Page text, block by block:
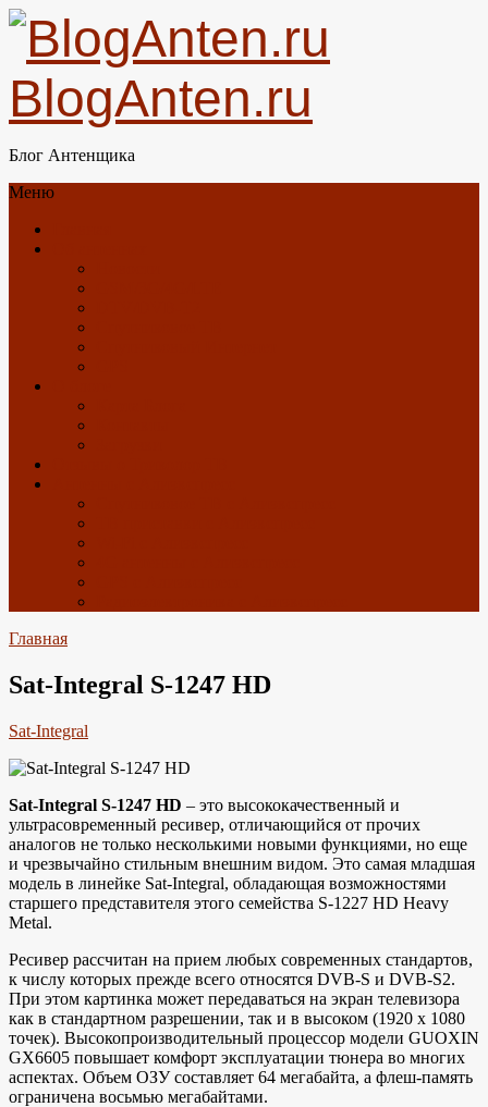
BlogAnten.ru
Блог Антенщика
Меню
Главная
Sat-Integral S-1247 HD
Sat-Integral
Sat-Integral S-1247 HD – это высококачественный и
ультрасовременный ресивер, отличающийся от прочих
аналогов не только несколькими новыми функциями, но еще
и чрезвычайно стильным внешним видом. Это самая младшая
модель в линейке Sat-Integral, обладающая возможностями
старшего представителя этого семейства S-1227 HD Heavy
Metal.
Ресивер рассчитан на прием любых современных стандартов,
к числу которых прежде всего относятся DVB-S и DVB-S2.
При этом картинка может передаваться на экран телевизора
как в стандартном разрешении, так и в высоком (1920 х 1080
точек). Высокопроизводительный процессор модели GUOXIN
GX6605 повышает комфорт эксплуатации тюнера во многих
аспектах. Объем ОЗУ составляет 64 мегабайта, а флеш-память
ограничена восьмью мегабайтами.